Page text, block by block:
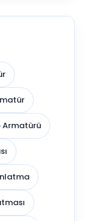
Armatürü